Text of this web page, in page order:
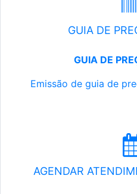
GUIA DE
GUIA DE
Emissão de guia de
AGENDAR